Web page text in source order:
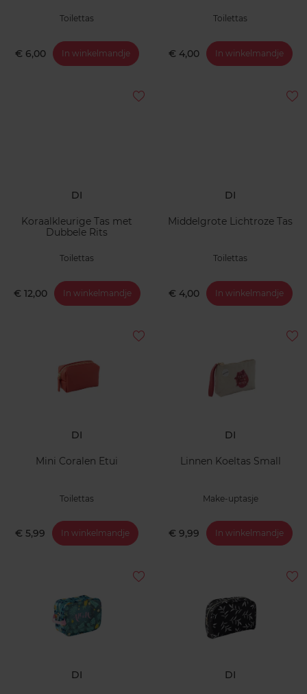
Toilettas
€ 6,00 In winkelmandje
Toilettas
€ 4,00 In winkelmandje
DI
Koraalkleurige Tas met
Dubbele Rits
Toilettas
€ 12,00 In winkelmandje
DI
Middelgrote Lichtroze Tas
Toilettas
€ 4,00 In winkelmandje
DI
Mini Coralen Etui
Toilettas
€ 5,99 In winkelmandje
DI
Linnen Koeltas Small
Make-uptasje
€ 9,99 In winkelmandje
DI DI